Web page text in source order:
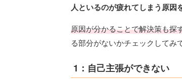
人といるのが疲れてしまう原因
原因が分かることで解決策も探
る部分がないかチェックしてみ
1：自己主張ができない